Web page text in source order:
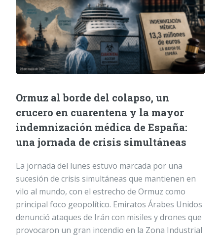
Ormuz al borde del colapso, un
crucero en cuarentena y la mayor
indemnización médica de España:
una jornada de crisis simultáneas
La jornada del lunes estuvo marcada por una
sucesión de crisis simultáneas que mantienen en
vilo al mundo, con el estrecho de Ormuz como
principal foco geopolítico. Emiratos Árabes Unidos
denunció ataques de Irán con misiles y drones que
provocaron un gran incendio en la Zona Industrial